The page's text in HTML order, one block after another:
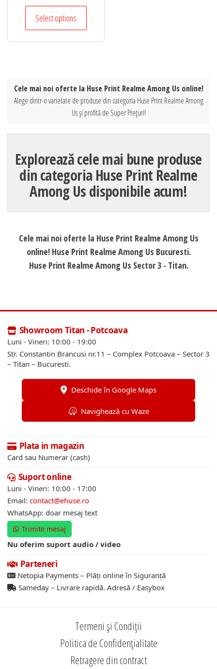
Select options
Cele mai noi oferte la Huse Print Realme Among Us online!
Alege dintr-o varietate de produse din categoria Huse Print Realme Among
Us și profită de Super Prețuri!
Explorează cele mai bune produse
din categoria Huse Print Realme
Among Us disponibile acum!
Cele mai noi oferte la Huse Print Realme Among Us
online! Huse Print Realme Among Us Bucuresti.
Huse Print Realme Among Us Sector 3 - Titan.
Showroom Titan - Potcoava
Luni - Vineri: 10:00 - 19:00
Str. Constantin Brancusi nr.11 – Complex Potcoava – Sector 3
– Titan – Bucuresti.
Deschide în Google Maps
Navighează cu Waze
Plata in magazin
Card sau Numerar (cash)
Suport online
Luni - Vineri: 10:00 - 17:00
Email: contact@ehuse.ro
WhatsApp: doar mesaj text
Trimite mesaj
Nu oferim suport audio / video
Parteneri
Netopia Payments – Plăți online în Siguranță
Sameday – Livrare rapidă. Adresă / Easybox
Termeni și Condiții
Politica de Confidențialitate
Retragere din contract